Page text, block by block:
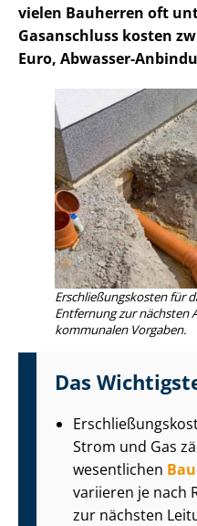
vielen Bauherren oft
Gasanschluss kosten
Euro, Abwasser-
Er­schlie­ßungs­kos­ten für
Entfernung zur nächsten
kommunalen Vorgaben.
Das
Strom und Gas
wesentlichen
variieren je nach
zur nächsten